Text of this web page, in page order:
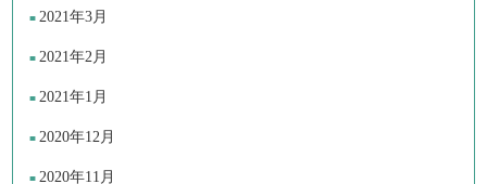
2021年3月
2021年2月
2021年1月
2020年12月
2020年11月